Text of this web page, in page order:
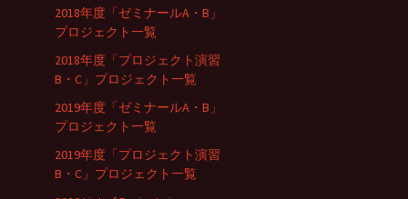
2018年度「ゼミナールA・B」
プロジェクト一覧
2018年度「プロジェクト演習
B・C」プロジェクト一覧
2019年度「ゼミナールA・B」
プロジェクト一覧
2019年度「プロジェクト演習
B・C」プロジェクト一覧